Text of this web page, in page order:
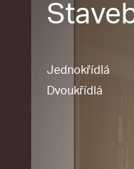
Jednokřídlá
Dvoukřídlá